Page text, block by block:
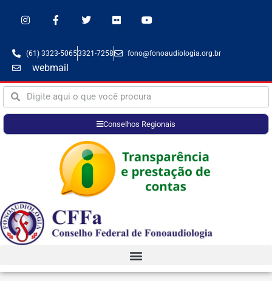
(61) 3323-50653321-7258 fono@fonoaudiologia.org.br
webmail
Conselhos Regionais